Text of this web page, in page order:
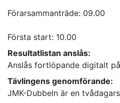
Förarsammanträde: 09.00
Första start: 10.00
Resultatlistan anslås:
Anslås fortlöpande digitalt
Tävlingens genomförande:
JMK-Dubbeln är en